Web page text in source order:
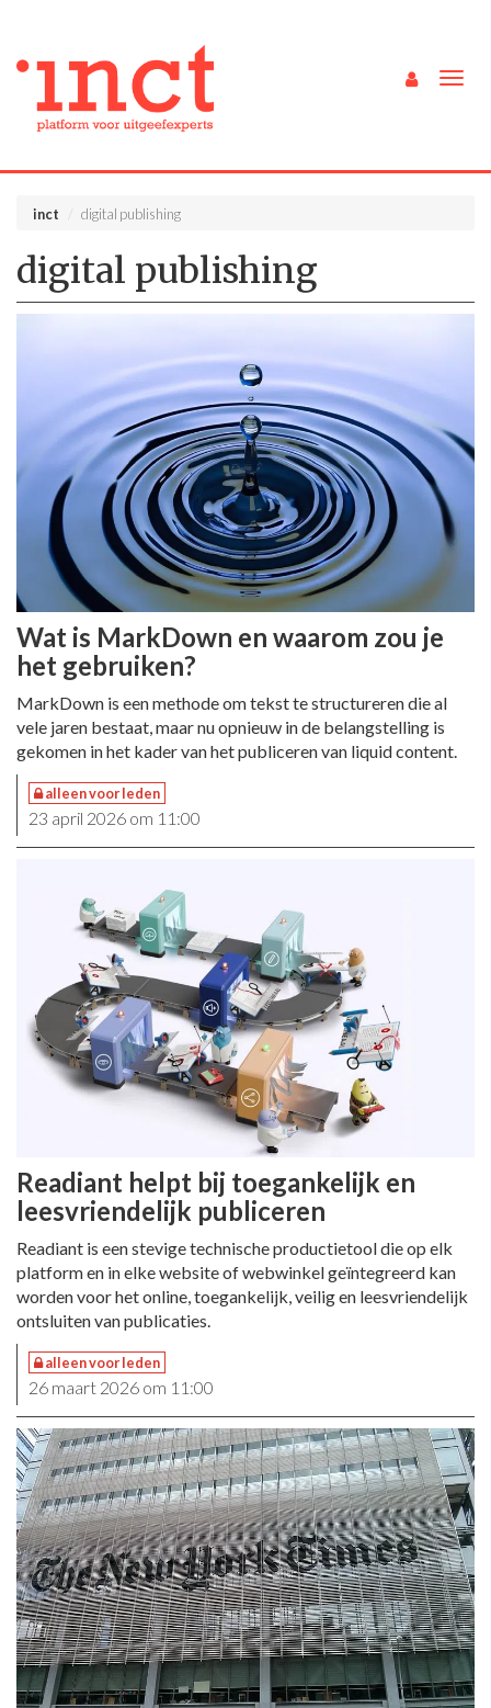
inct digital publishing
digital publishing
Wat is MarkDown en waarom zou je
het gebruiken?
MarkDown is een methode om tekst te structureren die al
vele jaren bestaat, maar nu opnieuw in de belangstelling is
gekomen in het kader van het publiceren van liquid content.
alleen voor leden
23 april 2026 om 11:00
Readiant helpt bij toegankelijk en
leesvriendelijk publiceren
Readiant is een stevige technische productietool die op elk
platform en in elke website of webwinkel geïntegreerd kan
worden voor het online, toegankelijk, veilig en leesvriendelijk
ontsluiten van publicaties.
alleen voor leden
26 maart 2026 om 11:00